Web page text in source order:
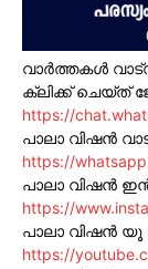
വാർത്തകൾ
ക്ലിക്ക് ചെയ്ത്
https://
പാലാ വിഷൻ
https://
പാലാ വിഷൻ
https://
പാലാ വിഷൻ
https://